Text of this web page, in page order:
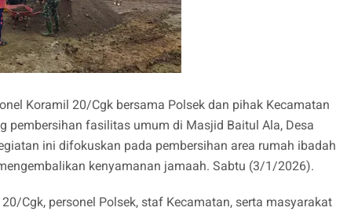
Koramil 20/Cgk bersama Polsek dan pihak Kecamatan
pembersihan fasilitas umum di Masjid Baitul Ala, Desa
ini difokuskan pada pembersihan area rumah ibadah
kenyamanan jamaah. Sabtu (3/1/2026).
Cgk, personel Polsek, staf Kecamatan, serta masyarakat